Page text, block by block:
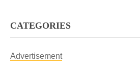
CATEGORIES
Advertisement